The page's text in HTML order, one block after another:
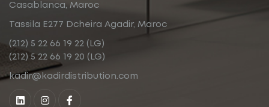
Casablanca, Maroc
Tassila E277 Dcheira Agadir, Maroc
(212) 5 22 66 19 22 (LG)
(212) 5 22 66 19 20 (LG)
kadir@kadirdistribution.com